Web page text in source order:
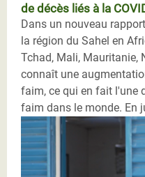
de décès liés à la
Dans un nouveau
la région du Sahel en
Tchad, Mali, Mauritanie,
connaît une
faim, ce qui en fait l'une
faim dans le monde. En